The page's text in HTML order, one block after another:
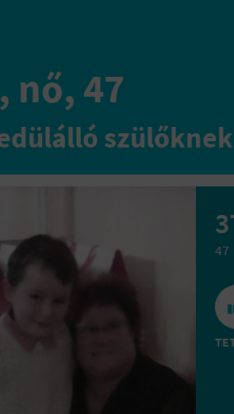
nő, 47
szülőknek
47